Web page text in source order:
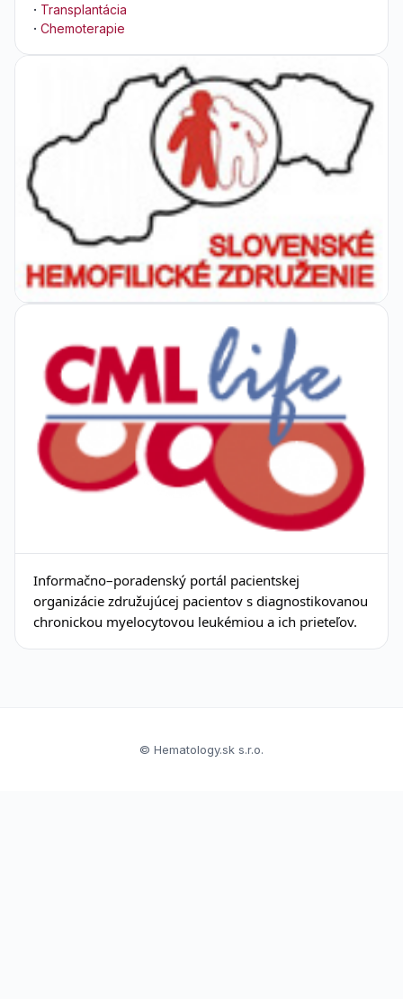
· Transplantácia
· Chemoterapie
Informačno–poradenský portál pacientskej
organizácie združujúcej pacientov s diagnostikovanou
chronickou myelocytovou leukémiou a ich prieteľov.
© Hematology.sk s.r.o.